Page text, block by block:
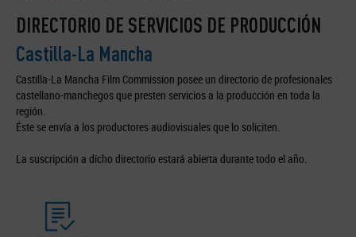
DIRECTORIO DE SERVICIOS DE PRODUCCIÓN
Castilla-La Mancha
Castilla-La Mancha Film Commission posee un directorio de profesionales
castellano-manchegos que presten servicios a la producción en toda la
región.
Éste se envía a los productores audiovisuales que lo soliciten.
La suscripción a dicho directorio estará abierta durante todo el año.